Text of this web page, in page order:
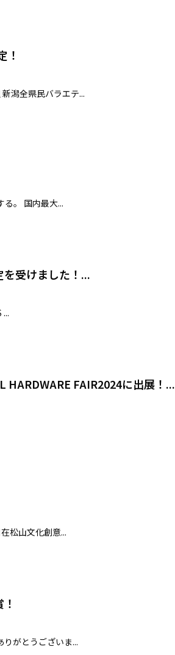
！
潟全県民バラエテ...
。 国内最大...
受けました！...
HARDWARE FAIR2024に出展！...
松山文化創意...
がとうございま...